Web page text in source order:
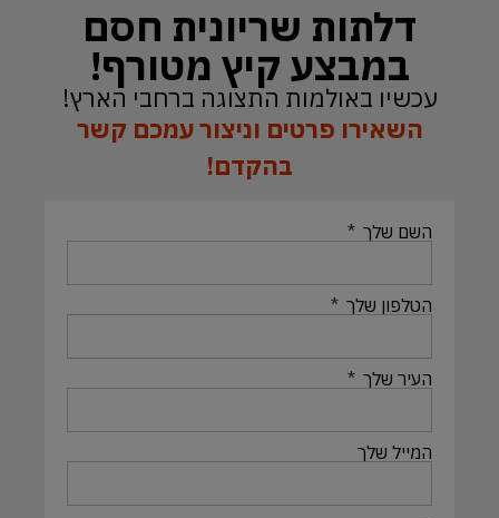
דלתות שריונית חסם
במבצע קיץ מטורף!
עכשיו באולמות התצוגה ברחבי הארץ!
השאירו פרטים וניצור עמכם קשר
בהקדם!
השם שלך
הטלפון שלך
העיר שלך
המייל שלך